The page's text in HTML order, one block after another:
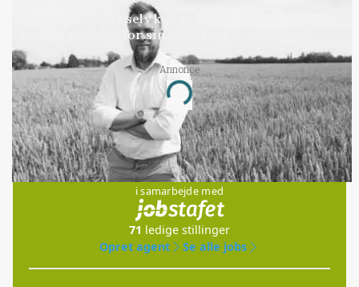
Kun landbruget selv kan beslutte, om man vil
kæmpe juridisk for sin eksistens
Annonce
Loading...
Jobs
i samarbejde med
71 ledige stillinger
Opret agent
Se alle jobs